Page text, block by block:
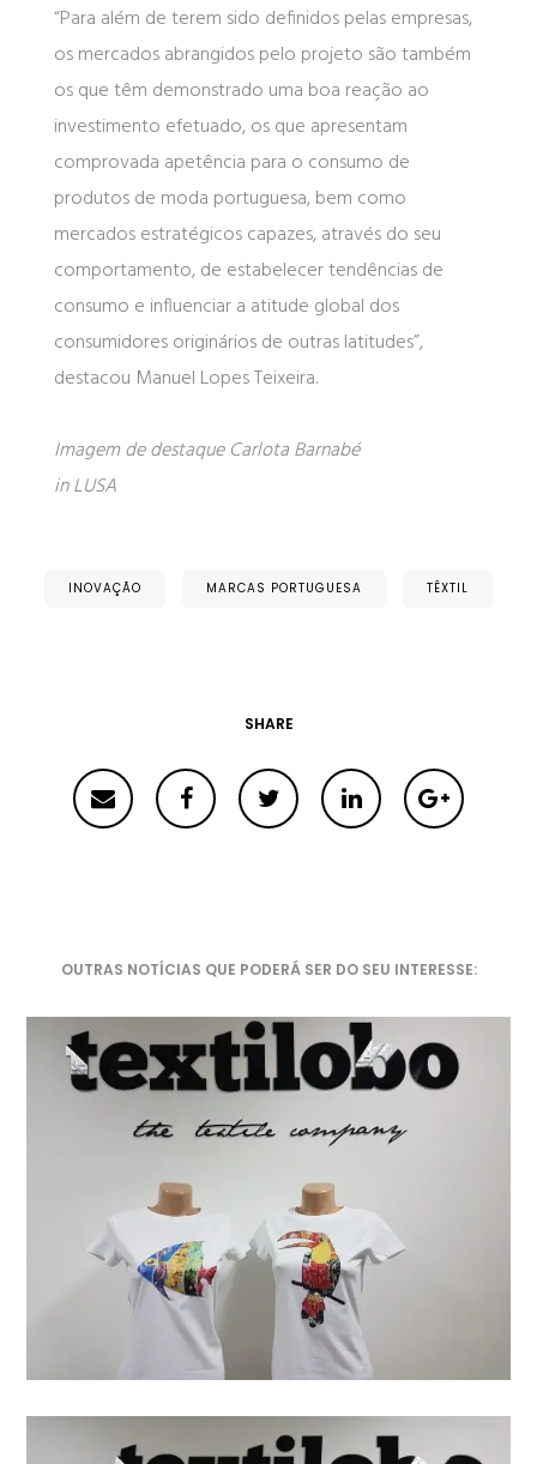
“Para além de terem sido definidos pelas empresas,
os mercados abrangidos pelo projeto são também
os que têm demonstrado uma boa reação ao
investimento efetuado, os que apresentam
comprovada apetência para o consumo de
produtos de moda portuguesa, bem como
mercados estratégicos capazes, através do seu
comportamento, de estabelecer tendências de
consumo e influenciar a atitude global dos
consumidores originários de outras latitudes”,
destacou Manuel Lopes Teixeira.
Imagem de destaque Carlota Barnabé
in LUSA
INOVAÇÃO MARCAS PORTUGUESA TÊXTIL
SHARE
OUTRAS NOTÍCIAS QUE PODERÁ SER DO SEU INTERESSE: